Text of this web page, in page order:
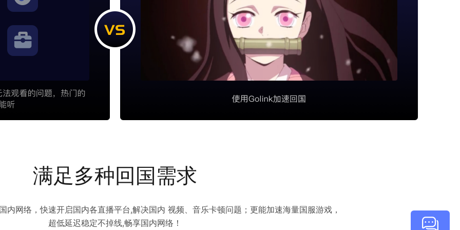
满足多种回国需求
内网络，快速开启国内各直播平台,解决国内 视频、音乐卡顿问题；更能加速海量国服游戏，
超低延迟稳定不掉线,畅享国内网络！